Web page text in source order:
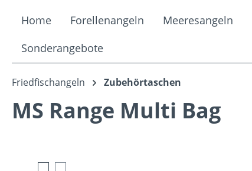
Home Forellenangeln Meeresangeln
Sonderangebote
Friedfischangeln Zubehörtaschen
MS Range Multi Bag